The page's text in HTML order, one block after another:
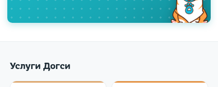
Услуги Догси